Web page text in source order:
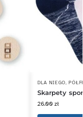
DLA NIEGO ,
Skarpety
26.00zł